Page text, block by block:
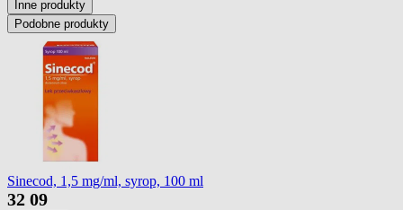
Inne produkty
Podobne produkty
Sinecod, 1,5 mg/ml, syrop, 100 ml
32 09